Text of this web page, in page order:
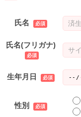
氏名
氏名(フリガナ)
生年月日
性別